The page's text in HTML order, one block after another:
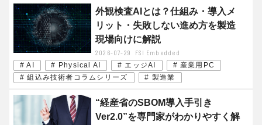
外観検査AIとは？仕組み・導入メ
リット・失敗しない進め方を製造
現場向けに解説
2026-07-29
FSI Embedded
# AI
# Physical AI # エッジAI
# 産業用PC
# 組込み技術者コラムシリーズ
# 製造業
“経産省のSBOM導入手引き
Ver2.0”を専門家がわかりやすく解